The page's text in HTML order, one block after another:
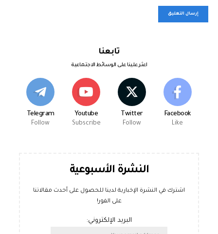
تابعنا
اعثر علينا على الوسائط الاجتماعية
Facebook
Like
Twitter
Follow
Youtube
Subscribe
Telegram
Follow
النشرة الأسبوعية
اشترك في النشرة الإخبارية لدينا للحصول على أحدث مقالاتنا
على الفور!
البريد الإلكتروني: